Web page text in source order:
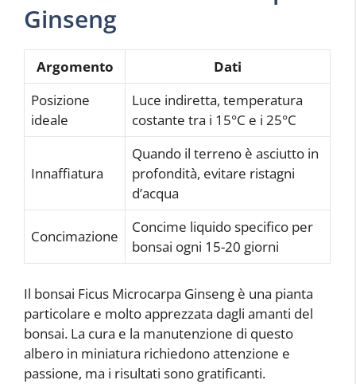
Ginseng
Argomento
Dati
Posizione
ideale
Luce indiretta, temperatura
costante tra i 15°C e i 25°C
Innaffiatura
Quando il terreno è asciutto in
profondità, evitare ristagni
d’acqua
Concimazione
Concime liquido specifico per
bonsai ogni 15-20 giorni
Il bonsai Ficus Microcarpa Ginseng è una pianta
particolare e molto apprezzata dagli amanti del
bonsai. La cura e la manutenzione di questo
albero in miniatura richiedono attenzione e
passione, ma i risultati sono gratificanti.